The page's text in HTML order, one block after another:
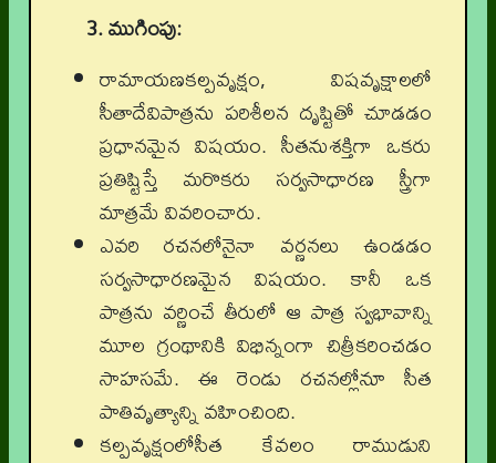
3. ముగింపు:
రామాయణకల్పవృక్షం, విషవృక్షాలలో
సీతాదేవిపాత్రను పరిశీలన దృష్టితో చూడడం
ప్రధానమైన విషయం. సీతనుశక్తిగా ఒకరు
ప్రతిష్టిస్తే మరొకరు సర్వసాధారణ స్త్రీగా
మాత్రమే వివరించారు.
ఎవరి రచనలోనైనా వర్ణనలు ఉండడం
సర్వసాధారణమైన విషయం. కానీ ఒక
పాత్రను వర్ణించే తీరులో ఆ పాత్ర స్వభావాన్ని
మూల గ్రంథానికి విభిన్నంగా చిత్రీకరించడం
సాహసమే. ఈ రెండు రచనల్లోనూ సీత
పాతివృత్యాన్ని వహించింది.
కల్పవృక్షంలోసీత కేవలం రాముడుని